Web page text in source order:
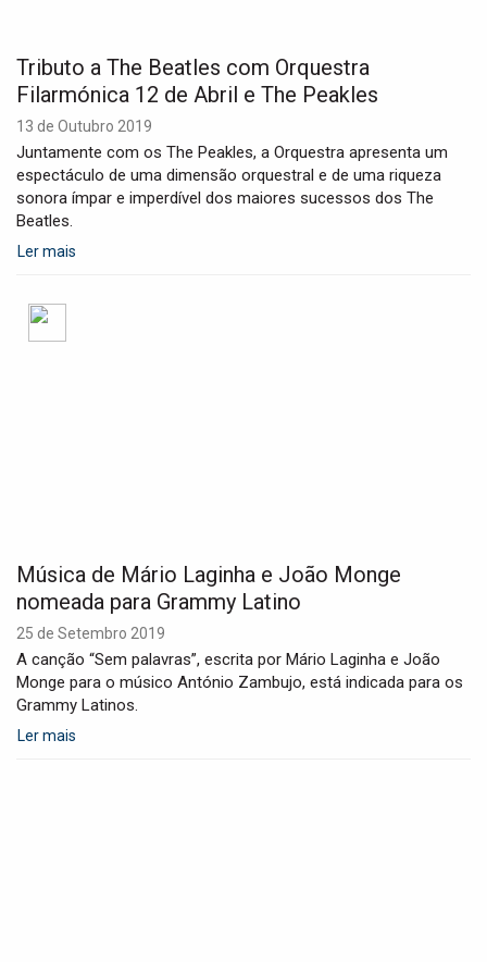
Tributo a The Beatles com Orquestra
Filarmónica 12 de Abril e The Peakles
13 de Outubro 2019
Juntamente com os The Peakles, a Orquestra apresenta um
espectáculo de uma dimensão orquestral e de uma riqueza
sonora ímpar e imperdível dos maiores sucessos dos The
Beatles.
Ler mais
Música de Mário Laginha e João Monge
nomeada para Grammy Latino
25 de Setembro 2019
A canção “Sem palavras”, escrita por Mário Laginha e João
Monge para o músico António Zambujo, está indicada para os
Grammy Latinos.
Ler mais